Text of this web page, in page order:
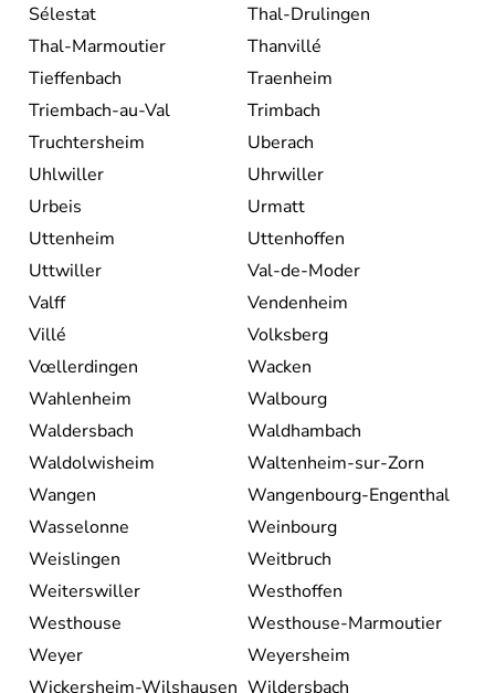
Sélestat
Thal-Drulingen
Thal-Marmoutier
Thanvillé
Tieffenbach
Traenheim
Triembach-au-Val
Trimbach
Truchtersheim
Uberach
Uhlwiller
Uhrwiller
Urbeis
Urmatt
Uttenheim
Uttenhoffen
Uttwiller
Val-de-Moder
Valff
Vendenheim
Villé
Volksberg
Vœllerdingen
Wacken
Wahlenheim
Walbourg
Waldersbach
Waldhambach
Waldolwisheim
Waltenheim-sur-Zorn
Wangen
Wangenbourg-Engenthal
Wasselonne
Weinbourg
Weislingen
Weitbruch
Weiterswiller
Westhoffen
Westhouse
Westhouse-Marmoutier
Weyer
Weyersheim
Wickersheim-Wilshausen Wildersbach